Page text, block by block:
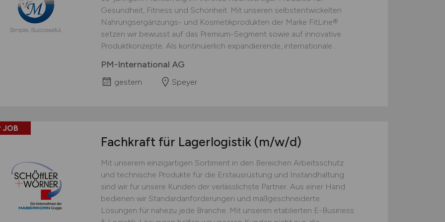
Gesundheit, Fitness und Schönheit. Mit unseren selbstentwickelten
Nahrungsergänzungs- und Kosmetikprodukten der Marke FitLine®
setzen wir bewusst auf das Premium-Segment sowie auf innovative
Produktkonzepte. Als kontinuierlich expandierende, internationale...
PM-International AG
gestern Speyer
JOB
Fachkraft für Lagerlogistik (m/w/d)
Mit unserem einzigartigen Sortiment in den Bereichen Arbeitsschutz
und technische Produkte für die Erstausrüstung und Instandhaltung
sind wir für unsere Kunden der verlässlichste Partner. Aus einer Hand
bedienen wir Standardanforderungen und maßgeschneiderte
Lösungen für nahezu jede Branche. Mit unseren etablierten E-Business